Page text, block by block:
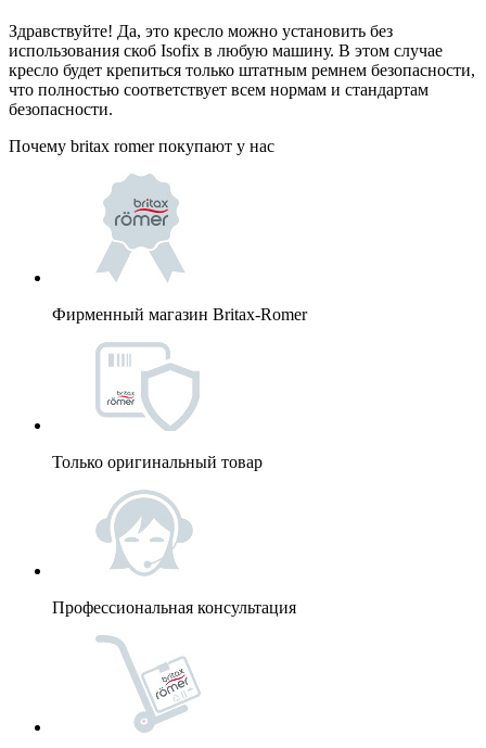
Здравствуйте! Да, это кресло можно установить без
использования скоб Isofix в любую машину. В этом случае
кресло будет крепиться только штатным ремнем безопасности,
что полностью соответствует всем нормам и стандартам
безопасности.
Почему britax romer покупают у нас
Фирменный магазин Britax-Romer
Только оригинальный товар
Профессиональная консультация